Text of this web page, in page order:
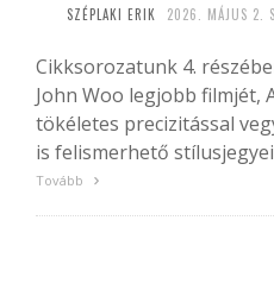
SZÉPLAKI ERIK 2026. MÁJUS 2.
Cikksorozatunk 4.
John Woo legjobb filmjét,
tökéletes precizitással
is felismerhető
Tovább